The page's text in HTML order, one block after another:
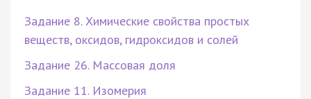
Задание 8. Химические свойства простых
веществ, оксидов, гидроксидов и солей
Задание 26. Массовая доля
Задание 11. Изомерия